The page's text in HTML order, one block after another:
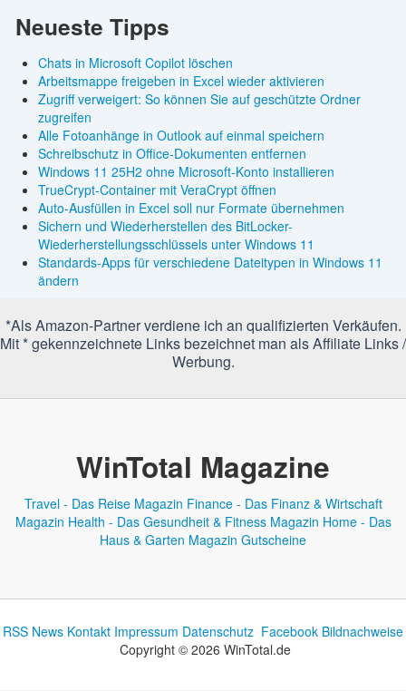
Neueste Tipps
Chats in Microsoft Copilot löschen
Arbeitsmappe freigeben in Excel wieder aktivieren
Zugriff verweigert: So können Sie auf geschützte Ordner
zugreifen
Alle Fotoanhänge in Outlook auf einmal speichern
Schreibschutz in Office-Dokumenten entfernen
Windows 11 25H2 ohne Microsoft-Konto installieren
TrueCrypt-Container mit VeraCrypt öffnen
Auto-Ausfüllen in Excel soll nur Formate übernehmen
Sichern und Wiederherstellen des BitLocker-
Wiederherstellungsschlüssels unter Windows 11
Standards-Apps für verschiedene Dateitypen in Windows 11
ändern
*Als Amazon-Partner verdiene ich an qualifizierten Verkäufen.
Mit * gekennzeichnete Links bezeichnet man als Affiliate Links /
Werbung.
WinTotal Magazine
Travel - Das Reise Magazin Finance - Das Finanz & Wirtschaft
Magazin Health - Das Gesundheit & Fitness Magazin Home - Das
Haus & Garten Magazin Gutscheine
RSS News Kontakt Impressum Datenschutz Facebook Bildnachweise
Copyright © 2026 WinTotal.de